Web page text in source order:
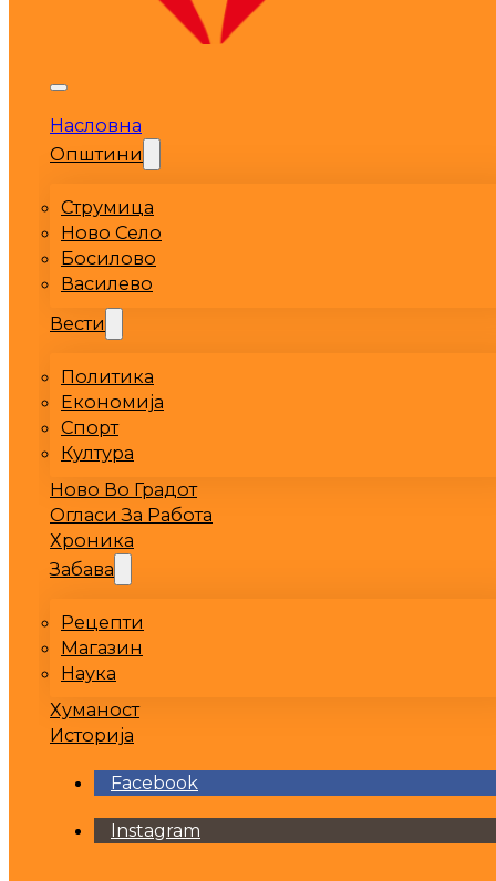
Насловна
Општини
Струмица
Ново Село
Босилово
Василево
Вести
Политика
Економија
Спорт
Култура
Ново Во Градот
Огласи За Работа
Хроника
Забава
Рецепти
Магазин
Наука
Хуманост
Историја
Facebook
Instagram